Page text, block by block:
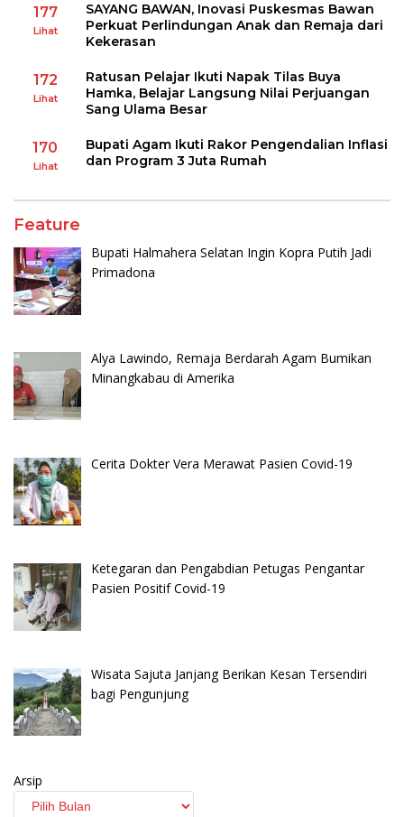
177
Lihat
SAYANG BAWAN, Inovasi Puskesmas Bawan
Perkuat Perlindungan Anak dan Remaja dari
Kekerasan
172
Lihat
Ratusan Pelajar Ikuti Napak Tilas Buya
Hamka, Belajar Langsung Nilai Perjuangan
Sang Ulama Besar
170
Lihat
Bupati Agam Ikuti Rakor Pengendalian Inflasi
dan Program 3 Juta Rumah
Feature
Bupati Halmahera Selatan Ingin Kopra Putih Jadi
Primadona
Alya Lawindo, Remaja Berdarah Agam Bumikan
Minangkabau di Amerika
Cerita Dokter Vera Merawat Pasien Covid-19
Ketegaran dan Pengabdian Petugas Pengantar
Pasien Positif Covid-19
Wisata Sajuta Janjang Berikan Kesan Tersendiri
bagi Pengunjung
Arsip